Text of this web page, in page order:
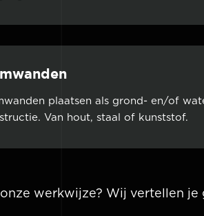
plaatsen als grond- en/of
Van hout, staal of kunststof.
werkwijze? Wij vertellen je